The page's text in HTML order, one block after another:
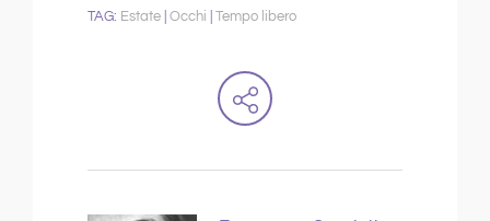
Estate Occhi Tempo libero